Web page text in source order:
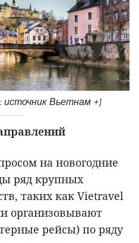
Вьетнам +)
на новогодние
ряд крупных
таких как Vietravel
организовывают
рейсы) по ряду